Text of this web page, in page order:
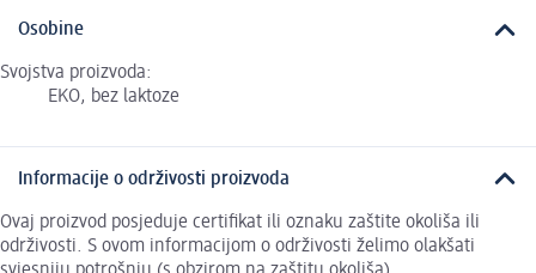
Osobine
Svojstva proizvoda:
EKO, bez laktoze
Informacije o održivosti proizvoda
Ovaj proizvod posjeduje certifikat ili oznaku zaštite okoliša ili
održivosti. S ovom informacijom o održivosti želimo olakšati